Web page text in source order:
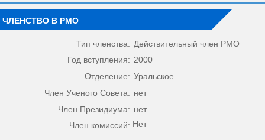
ЧЛЕНСТВО В РМО
Тип членства: Действительный член РМО
Год вступления: 2000
Отделение: Уральское
Член Ученого Совета: нет
Член Президиума: нет
Член комиссий: Нет